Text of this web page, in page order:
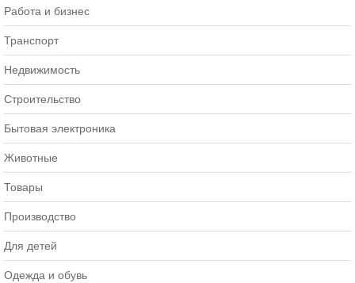
Работа и бизнес
Транспорт
Недвижимость
Строительство
Бытовая электроника
Животные
Товары
Производство
Для детей
Одежда и обувь